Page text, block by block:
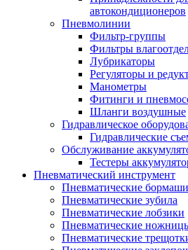
автокондиционеров
Пневмолинии
Фильтр-группы
Фильтры
Лубрикаторы
Регуляторы и
Манометры
Фитинги и
Шланги воздушные
Гидравлическое
Гидравлические
Обслуживание
Тестеры
Пневматический инструмент
Пневматические
Пневматические зубила
Пневматические лобзики
Пневматические
Пневматические